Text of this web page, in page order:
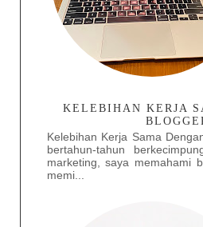
KELEBIHAN KERJA
Kelebihan Kerja Sama
bertahun-tahun
marketing, saya memahami
memi...